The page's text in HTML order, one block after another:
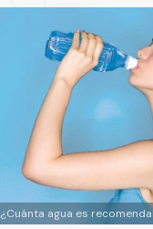
¿Cuánta agua es